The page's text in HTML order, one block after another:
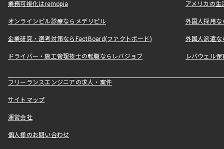
業務可視化はremopia アメリカの
オンラインピル診療ならメデリピル 外国人採用
企業研究・選考対策ならFactBoard(ファクトボード) 外国人派遣な
ドライバー・施工管理技士の転職ならレバジョブ レバウェル
フリーランスエンジニアの求人・案件
サイトマップ
運営会社
個人様のお問い合わせ